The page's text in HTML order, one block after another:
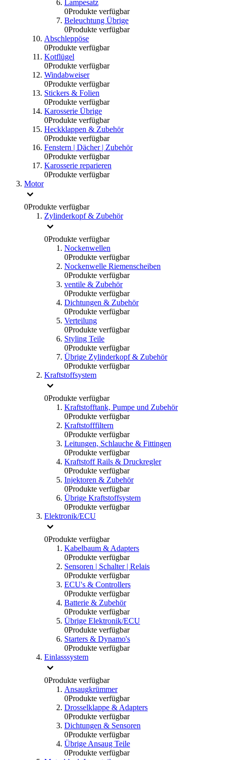
Lampesatz
0Produkte verfügbar
Beleuchtung Übrige
0Produkte verfügbar
Abschleppöse
0Produkte verfügbar
Kotflügel
0Produkte verfügbar
Windabweiser
0Produkte verfügbar
Stickers & Folien
0Produkte verfügbar
Karosserie Übrige
0Produkte verfügbar
Heckklappen & Zubehör
0Produkte verfügbar
Fenstern | Dächer | Zubehör
0Produkte verfügbar
Karosserie reparieren
0Produkte verfügbar
Motor
0Produkte verfügbar
Zylinderkopf & Zubehör
0Produkte verfügbar
Nockenwellen
0Produkte verfügbar
Nockenwelle Riemenscheiben
0Produkte verfügbar
ventile & Zubehör
0Produkte verfügbar
Dichtungen & Zubehör
0Produkte verfügbar
Verteilung
0Produkte verfügbar
Styling Teile
0Produkte verfügbar
Übrige Zylinderkopf & Zubehör
0Produkte verfügbar
Kraftstoffsystem
0Produkte verfügbar
Kraftstofftank, Pumpe und Zubehör
0Produkte verfügbar
Kraftstofffiltern
0Produkte verfügbar
Leitungen, Schlauche & Fittingen
0Produkte verfügbar
Kraftstoff Rails & Druckregler
0Produkte verfügbar
Injektoren & Zubehör
0Produkte verfügbar
Übrige Kraftstoffsystem
0Produkte verfügbar
Elektronik/ECU
0Produkte verfügbar
Kabelbaum & Adapters
0Produkte verfügbar
Sensoren | Schalter | Relais
0Produkte verfügbar
ECU's & Controllers
0Produkte verfügbar
Batterie & Zubehör
0Produkte verfügbar
Übrige Elektronik/ECU
0Produkte verfügbar
Starters & Dynamo's
0Produkte verfügbar
Einlasssystem
0Produkte verfügbar
Ansaugkrümmer
0Produkte verfügbar
Drosselklappe & Adapters
0Produkte verfügbar
Dichtungen & Sensoren
0Produkte verfügbar
Übrige Ansaug Teile
0Produkte verfügbar